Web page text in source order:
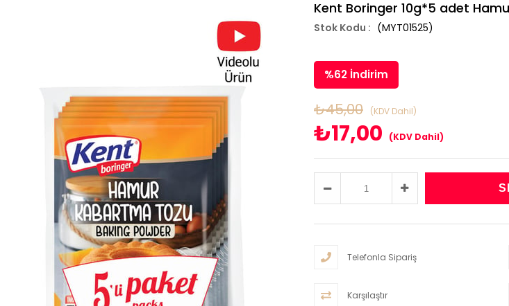
Kent Boringer 10g*5 adet
(MYT01525)
%62 İndirim
₺45,00 (KDV Dahil)
₺17,00 (KDV Dahil)
Telefonla Sipariş
Karşılaştır